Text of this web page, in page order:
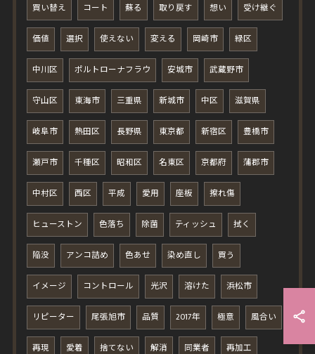
買い替え コート 蘇る 取り戻す 想い 受け継ぐ
価値 選択 使えない 変える 岡崎市 緑区
中川区 ポルトローナフラウ 安城市 武蔵野市
守山区 東海市 三重県 新城市 中区 滋賀県
岐阜市 熱田区 長野県 東京都 新宿区 豊橋市
瀬戸市 千種区 昭和区 名東区 京都府 蒲郡市
中村区 西区 平成 愛用 座板 擦れ傷
ヒューストン 色落ち 除菌 ティッシュ 拭く
陥没 アンコ詰め 色あせ 染め直し 買う
イメージ コントロール 光沢 溶けた 浜松市
リピーター 尾張旭市 品質 2017年 極意 風合い
再現 愛着 捨てない 解消 同業者 再加工